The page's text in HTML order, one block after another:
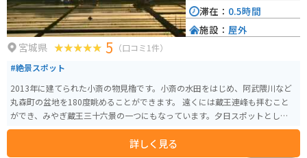
宮城県 5 （口コミ1件）
#絶景スポット
2013年に建てられた小斎の物見櫓です。小斎の水田をはじめ、阿武隈川など
丸森町の盆地を180度眺めることができます。 遠くには蔵王連峰も拝むこと
ができ、みやぎ蔵王三十六景の一つにもなっています。夕日スポットとしても
オススメです。
詳しく見る
滞在： 0.5時間
施設： 屋外